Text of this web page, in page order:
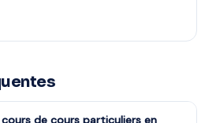
de cours particuliers en